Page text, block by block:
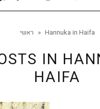
ראשי » Hannuka in Haifa
IN
HAIFA